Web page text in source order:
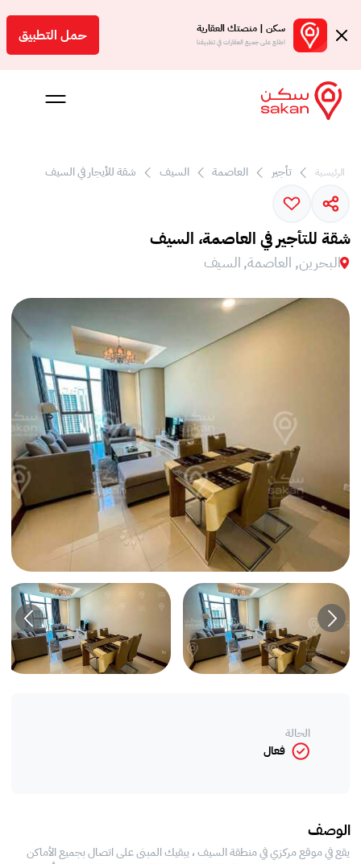
سكن | منصتك العقارية
اطلع على جميع العقارات في تطبيقنا حمل التطبيق
الرئيسية تأجير العاصمة السيف شقة للأيجار في السيف
شقة للتأجير في العاصمة، السيف
البحرين, العاصمة, السيف
الحالة
فعال
الوصف
يقع في موقع مركزي في منطقة السيف ، يبقيك المبنى على اتصال بجميع الأماكن